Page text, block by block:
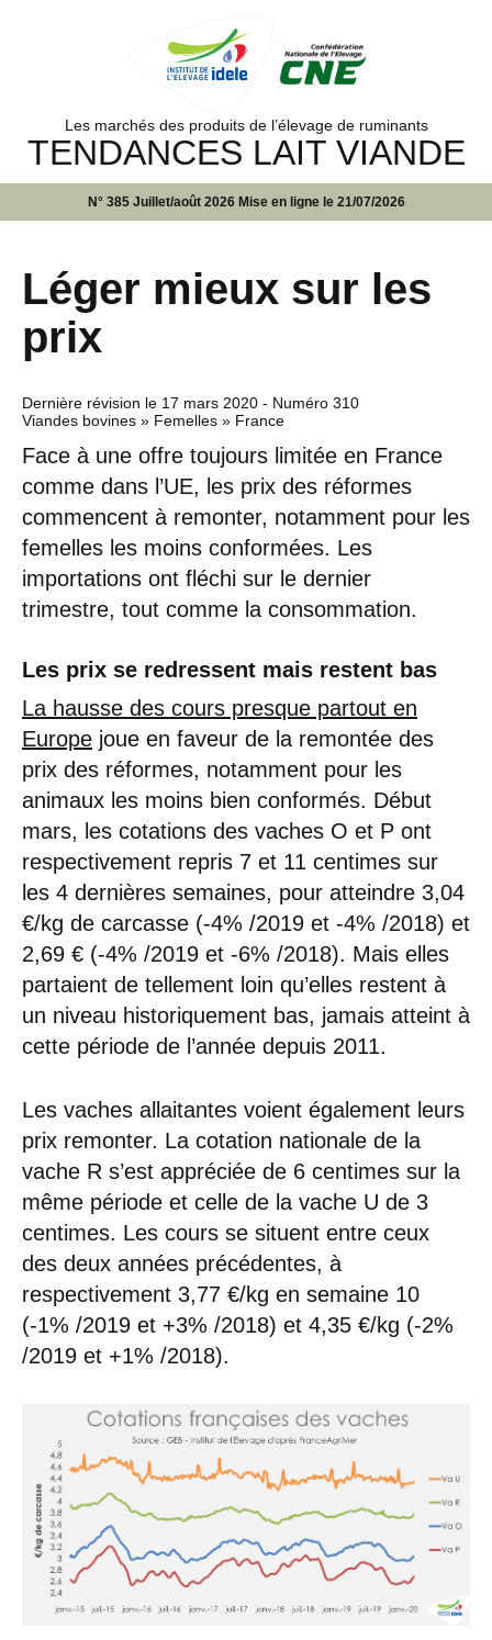
Les marchés des produits de l’élevage de ruminants
TENDANCES LAIT VIANDE
N° 385 Juillet/août 2026 Mise en ligne le 21/07/2026
Léger mieux sur les
prix
Dernière révision le 17 mars 2020 - Numéro 310
Viandes bovines » Femelles » France
Face à une offre toujours limitée en France
comme dans l’UE, les prix des réformes
commencent à remonter, notamment pour les
femelles les moins conformées. Les
importations ont fléchi sur le dernier
trimestre, tout comme la consommation.
Les prix se redressent mais restent bas
La hausse des cours presque partout en
Europe joue en faveur de la remontée des
prix des réformes, notamment pour les
animaux les moins bien conformés. Début
mars, les cotations des vaches O et P ont
respectivement repris 7 et 11 centimes sur
les 4 dernières semaines, pour atteindre 3,04
€/kg de carcasse (-4% /2019 et -4% /2018) et
2,69 € (-4% /2019 et -6% /2018). Mais elles
partaient de tellement loin qu’elles restent à
un niveau historiquement bas, jamais atteint à
cette période de l’année depuis 2011.
Les vaches allaitantes voient également leurs
prix remonter. La cotation nationale de la
vache R s’est appréciée de 6 centimes sur la
même période et celle de la vache U de 3
centimes. Les cours se situent entre ceux
des deux années précédentes, à
respectivement 3,77 €/kg en semaine 10
(-1% /2019 et +3% /2018) et 4,35 €/kg (-2%
/2019 et +1% /2018).